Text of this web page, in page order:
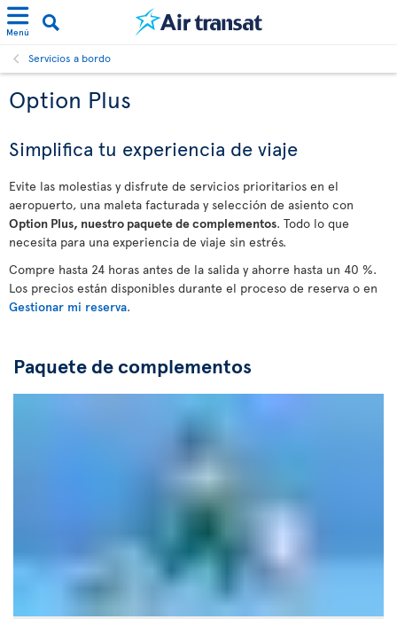
Menú
Servicios a bordo
Option Plus
Simplifica tu experiencia de viaje
Evite las molestias y disfrute de servicios prioritarios en el
aeropuerto, una maleta facturada y selección de asiento con
Option Plus, nuestro paquete de complementos. Todo lo que
necesita para una experiencia de viaje sin estrés.
Compre hasta 24 horas antes de la salida y ahorre hasta un 40 %.
Los precios están disponibles durante el proceso de reserva o en
Gestionar mi reserva.
Paquete de complementos